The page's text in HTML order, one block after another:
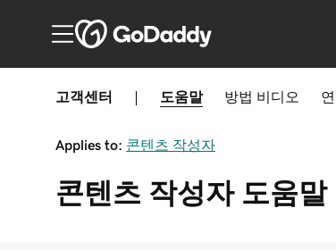
고객센터 도움말 방법 비디오
Applies to: 콘텐츠 작성자
콘텐츠 작성자 도움말